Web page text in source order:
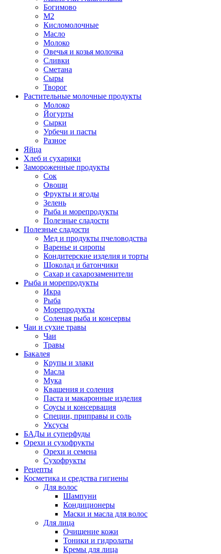
Богимово
М2
Кисломолочные
Масло
Молоко
Овечья и козья молочка
Сливки
Сметана
Сыры
Творог
Растительные молочные продукты
Молоко
Йогурты
Сырки
Урбечи и пасты
Разное
Яйца
Хлеб и сухарики
Замороженные продукты
Сок
Овощи
Фрукты и ягоды
Зелень
Рыба и морепродукты
Полезные сладости
Полезные сладости
Мед и продукты пчеловодства
Варенье и сиропы
Кондитерские изделия и торты
Шоколад и батончики
Сахар и сахарозаменители
Рыба и морепродукты
Икра
Рыба
Морепродукты
Соленая рыба и консервы
Чаи и сухие травы
Чаи
Травы
Бакалея
Крупы и злаки
Масла
Мука
Квашения и соления
Паста и макаронные изделия
Соусы и консервация
Специи, приправы и соль
Уксусы
БАДы и суперфуды
Орехи и сухофрукты
Орехи и семена
Сухофрукты
Рецепты
Косметика и средства гигиены
Для волос
Шампуни
Кондиционеры
Маски и масла для волос
Для лица
Очищение кожи
Тоники и гидролаты
Кремы для лица